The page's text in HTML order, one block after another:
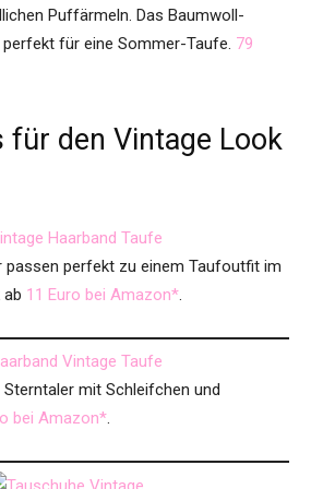
Puffärmeln. Das Baumwoll-
für eine Sommer-Taufe. 79
für den Vintage Look
passen perfekt zu einem Taufoutfit im
11 Euro bei Amazon*.
mit Schleifchen und
bei Amazon*.